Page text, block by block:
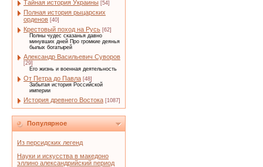
Тайная история Украины [54]
Полная история рыцарских
орденов [40]
Крестовый поход на Русь [62]
Полны чудес сказанья давно
минувших дней Про громкие деянья
былых богатырей
Александр Васильевич Суворов
[29]
Его жизнь и военная деятельность
От Петра до Павла [48]
Забытая история Российской
империи
История древнего Востока [1087]
Популярное
Из персидских легенд
Науки и искусства в македоно
эллино александрийский период